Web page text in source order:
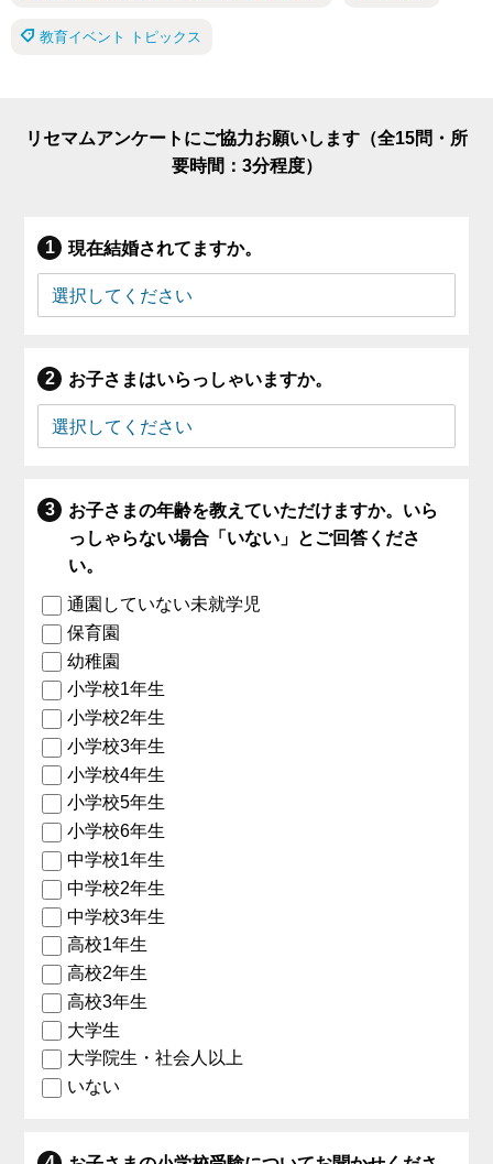
教育イベント トピックス
リセマムアンケートにご協力お願いします（全15問・所
要時間：3分程度）
現在結婚されてますか。
お子さまはいらっしゃいますか。
お子さまの年齢を教えていただけますか。いら
っしゃらない場合「いない」とご回答くださ
い。
通園していない未就学児
保育園
幼稚園
小学校1年生
小学校2年生
小学校3年生
小学校4年生
小学校5年生
小学校6年生
中学校1年生
中学校2年生
中学校3年生
高校1年生
高校2年生
高校3年生
大学生
大学院生・社会人以上
いない